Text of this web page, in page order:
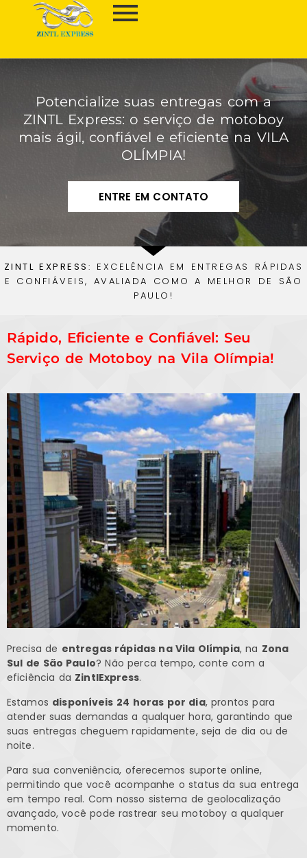
Potencialize suas entregas com a
ZINTL Express: o serviço de motoboy
mais ágil, confiável e eficiente na VILA
OLÍMPIA!
ENTRE EM CONTATO
ZINTL EXPRESS : EXCELÊNCIA EM ENTREGAS RÁPIDAS
E CONFIÁVEIS, AVALIADA COMO A MELHOR DE SÃO
PAULO!
Rápido, Eficiente e Confiável: Seu
Serviço de Motoboy na Vila Olímpia!
Precisa de entregas rápidas na Vila Olímpia, na Zona
Sul de São Paulo? Não perca tempo, conte com a
eficiência da ZintlExpress.
Estamos disponíveis 24 horas por dia, prontos para
atender suas demandas a qualquer hora, garantindo que
suas entregas cheguem rapidamente, seja de dia ou de
noite.
Para sua conveniência, oferecemos suporte online,
permitindo que você acompanhe o status da sua entrega
em tempo real. Com nosso sistema de geolocalização
avançado, você pode rastrear seu motoboy a qualquer
momento.